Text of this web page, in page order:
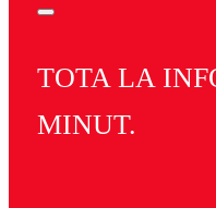
TOTA LA
MINUT.